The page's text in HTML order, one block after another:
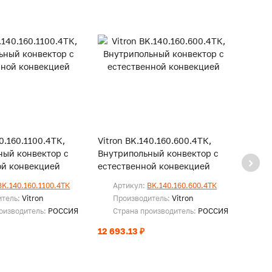
конвектор с
конвекцией
Vitron
РОССИЯ
Vitron BK.140.160.600.4ТК,
Внутрипольный конвектор с
естественной конвекцией
Артикул: BK.140.160.600.4ТК
Производитель:Vitron
Страна производитель: РОССИЯ
12 693.13 ₽